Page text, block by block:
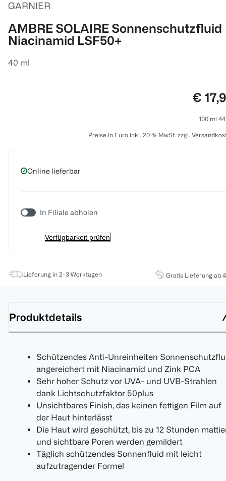
GARNIER
AMBRE SOLAIRE Sonnenschutzfluid
Niacinamid LSF50+
40 ml
Preis:
€
100 ml
Preise in Euro inkl. 20 % MwSt. zzgl.
Online lieferbar
In Filiale abholen
Verfügbarkeit prüfen
Lieferung in 2-3 Werktagen Gratis Lieferung ab
Produktdetails
Schützendes Anti-Unreinheiten
angereichert mit Niacinamid und Zink PCA
Sehr hoher Schutz vor UVA- und UVB-Strahlen
dank Lichtschutzfaktor 50plus
Unsichtbares Finish, das keinen fettigen Film auf
der Haut hinterlässt
Die Haut wird geschützt, bis zu 12 Stunden
und sichtbare Poren werden gemildert
Täglich schützendes Sonnenfluid mit leicht
aufzutragender Formel